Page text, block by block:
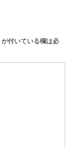
が付いている欄は必